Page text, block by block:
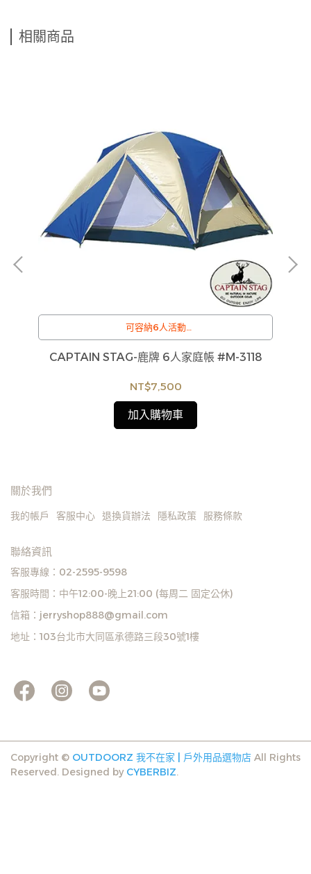
相關商品
可容納6人活動
/
訂購注意事項 :
商品流動性快且多個平台共用庫存，偶有下單後缺貨
情形，客服人員將立即與您聯繫交期或更換商品，如
無法出貨，本公司將有權取消訂單，造成不便尚請見
諒。如遇庫存不足無法下單，亦歡迎洽詢客服。
CAPTAIN STAG-鹿牌 6人家庭帳 #M-3118
NT$7,500
加入購物車
關於我們
我的帳戶 客服中心 退換貨辦法 隱私政策 服務條款
聯絡資訊
客服專線：02-2595-9598
客服時間：中午12:00-晚上21:00 (每周二 固定公休)
信箱：jerryshop888@gmail.com
地址：103台北市大同區承德路三段30號1樓
Copyright © OUTDOORZ 我不在家 | 戶外用品選物店 All Rights
Reserved. Designed by CYBERBIZ